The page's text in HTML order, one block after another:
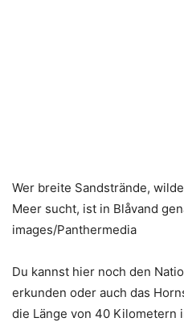
Wer breite Sandstrände,
Meer sucht, ist in Blåvand
images/Panthermedia
Du kannst hier noch den
erkunden oder auch das
die Länge von 40 Kilometern